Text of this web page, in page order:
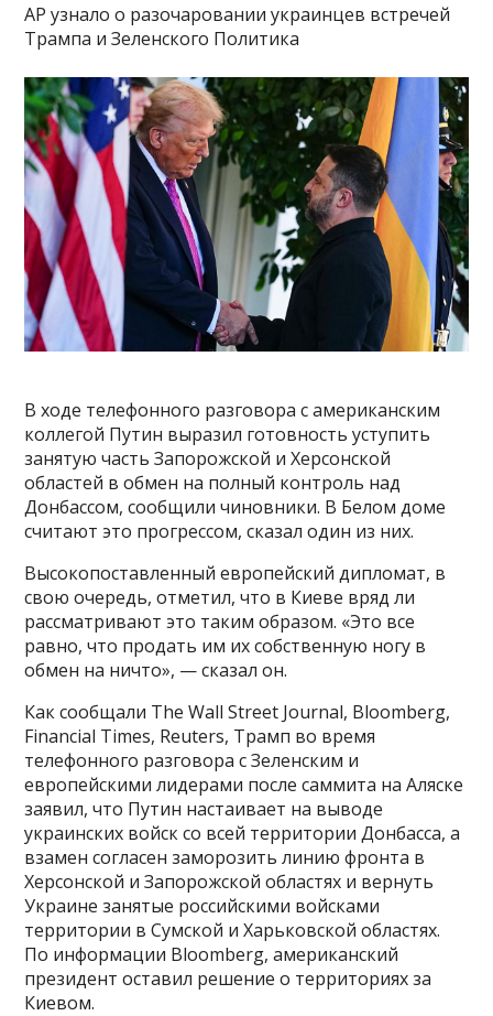
AP узнало о разочаровании украинцев встречей
Трампа и Зеленского Политика
В ходе телефонного разговора с американским
коллегой Путин выразил готовность уступить
занятую часть Запорожской и Херсонской
областей в обмен на полный контроль над
Донбассом, сообщили чиновники. В Белом доме
считают это прогрессом, сказал один из них.
Высокопоставленный европейский дипломат, в
свою очередь, отметил, что в Киеве вряд ли
рассматривают это таким образом. «Это все
равно, что продать им их собственную ногу в
обмен на ничто», — сказал он.
Как сообщали The Wall Street Journal, Bloomberg,
Financial Times, Reuters, Трамп во время
телефонного разговора с Зеленским и
европейскими лидерами после саммита на Аляске
заявил, что Путин настаивает на выводе
украинских войск со всей территории Донбасса, а
взамен согласен заморозить линию фронта в
Херсонской и Запорожской областях и вернуть
Украине занятые российскими войсками
территории в Сумской и Харьковской областях.
По информации Bloomberg, американский
президент оставил решение о территориях за
Киевом.